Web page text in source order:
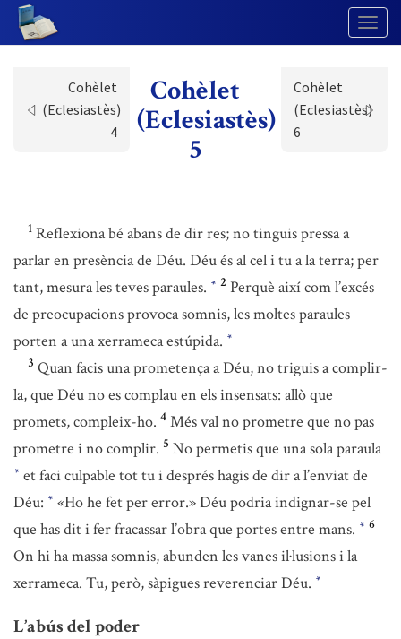
Cohèlet
(Eclesiastès)
4
Cohèlet
(Eclesiastès)
5
Cohèlet
(Eclesiastès)
6
1 Reflexiona bé abans de dir res; no tinguis pressa a
parlar en presència de Déu. Déu és al cel i tu a la terra; per
tant, mesura les teves paraules. * 2 Perquè així com l’excés
de preocupacions provoca somnis, les moltes paraules
porten a una xerrameca estúpida. *
3 Quan facis una prometença a Déu, no triguis a complir-
la, que Déu no es complau en els insensats: allò que
promets, compleix-ho. 4 Més val no prometre que no pas
prometre i no complir. 5 No permetis que una sola paraula
* et faci culpable tot tu i després hagis de dir a l’enviat de
Déu: * «Ho he fet per error.» Déu podria indignar-se pel
que has dit i fer fracassar l’obra que portes entre mans. * 6
On hi ha massa somnis, abunden les vanes il·lusions i la
xerrameca. Tu, però, sàpigues reverenciar Déu. *
L’abús del poder